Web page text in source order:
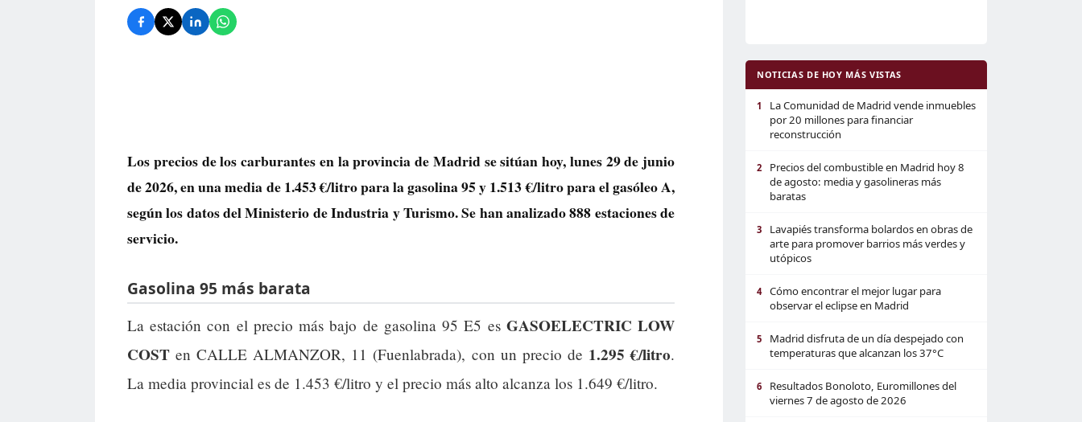
Los precios de los carburantes en la provincia de Madrid se sitúan hoy, lunes 29 de junio
de 2026, en una media de1.453 €/litropara la gasolina 95 y1.513 €/litropara el gasóleo A,
según los datos del Ministerio de Industria y Turismo. Se han analizado 888 estaciones de
servicio.
Gasolina 95 más barata
La estación con el precio más bajo de gasolina 95 E5 es GASOELECTRIC LOW
COST en CALLE ALMANZOR, 11 (Fuenlabrada), con un precio de 1.295 €/litro.
La media provincial es de 1.453 €/litro y el precio más alto alcanza los 1.649 €/litro.
NOTICIAS DE HOY MÁS VISTAS
1
La Comunidad de Madrid vende inmuebles
por 20 millones para financiar
reconstrucción
2
Precios del combustible en Madrid hoy 8
de agosto: media y gasolineras más
baratas
3
Lavapiés transforma bolardos en obras de
arte para promover barrios más verdes y
utópicos
4
Cómo encontrar el mejor lugar para
observar el eclipse en Madrid
5
Madrid disfruta de un día despejado con
temperaturas que alcanzan los 37°C
6
Resultados Bonoloto, Euromillones del
viernes 7 de agosto de 2026